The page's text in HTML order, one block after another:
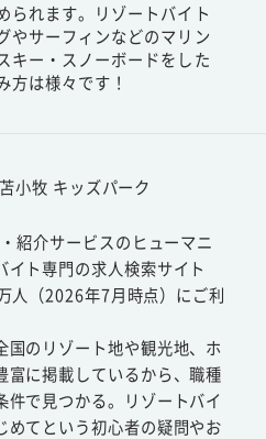
られます。リゾートバイト
やサーフィンなどのマリン
キー・スノーボードをした
方は様々です！
苫小牧 キッズパーク
紹介サービスのヒューマニ
イト専門の求人検索サイト
人（2026年7月時点）にご利
のリゾート地や観光地、ホ
富に掲載しているから、職種
件で見つかる。リゾートバイ
めてという初心者の疑問やお